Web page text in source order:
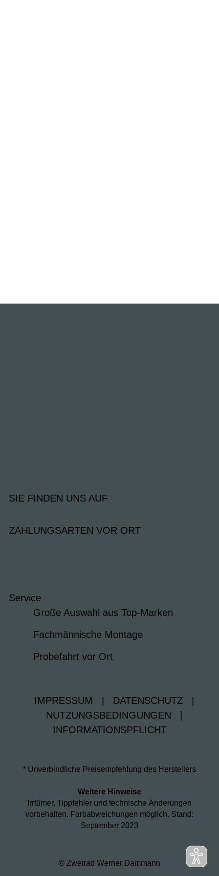
SIE FINDEN UNS AUF
ZAHLUNGSARTEN VOR ORT
Service
Große Auswahl aus Top-Marken
Fachmännische Montage
Probefahrt vor Ort
IMPRESSUM DATENSCHUTZ
NUTZUNGSBEDINGUNGEN
INFORMATIONSPFLICHT
* Unverbindliche Preisempfehlung des Herstellers
Weitere Hinweise
Irrtümer, Tippfehler und technische Änderungen
vorbehalten. Farbabweichungen möglich. Stand:
September 2023
© Zweirad Werner Dammann